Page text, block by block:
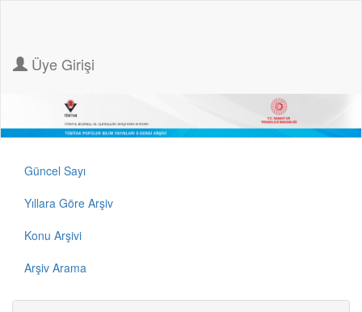
Üye Girişi
Güncel Sayı
Yıllara Göre Arşiv
Konu Arşivi
Arşiv Arama